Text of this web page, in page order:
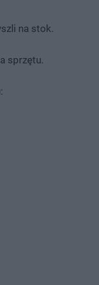
na stok.
sprzętu.